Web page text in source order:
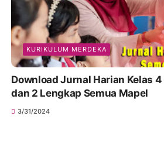
KURIKULUM MERDEKA
Download Jurnal Harian Kelas 4
dan 2 Lengkap Semua Mapel
3/31/2024